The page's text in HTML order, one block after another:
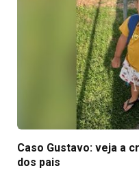
Caso Gustavo: veja a
dos pais